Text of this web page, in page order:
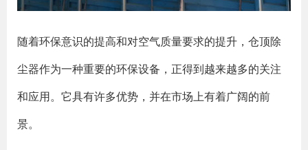
随着环保意识的提高和对空气质量要求的提升，仓顶除
尘器作为一种重要的环保设备，正得到越来越多的关注
和应用。它具有许多优势，并在市场上有着广阔的前
景。